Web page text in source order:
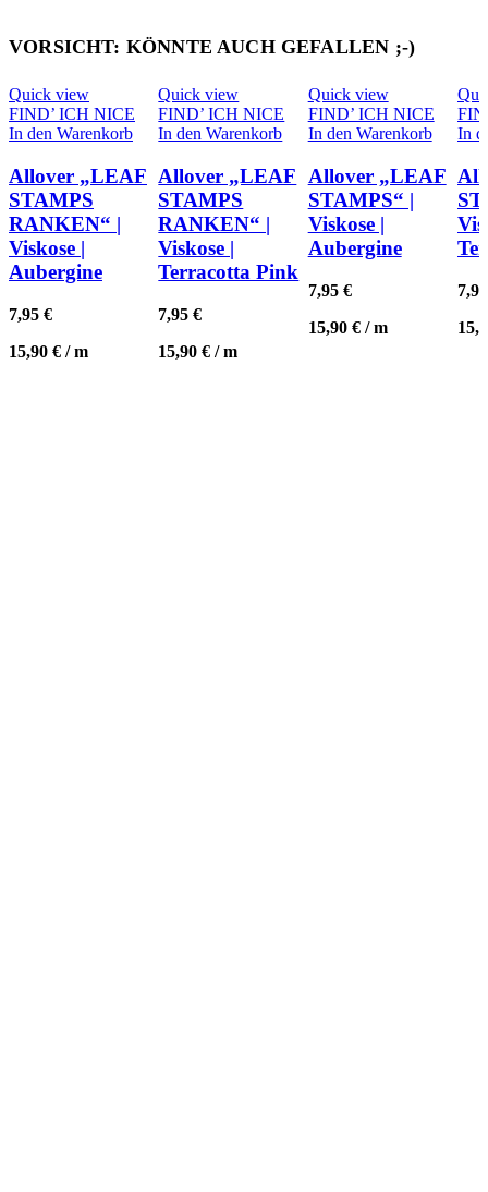
VORSICHT: KÖNNTE AUCH GEFALLEN ;-)
Quick view
FIND’ ICH NICE
In den Warenkorb
Allover „LEAF
STAMPS
RANKEN“ |
Viskose |
Aubergine
7,95 €
15,90 € /m
Quick view
FIND’ ICH NICE
In den Warenkorb
Allover „LEAF
STAMPS
RANKEN“ |
Viskose |
Terracotta Pink
7,95€
15,90€ /m
Quick view
FIND’ ICH NICE
In den Warenkorb
Allover „LEAF
STAMPS“ |
Viskose |
Aubergine
7,95 €
15,90 €/m
In